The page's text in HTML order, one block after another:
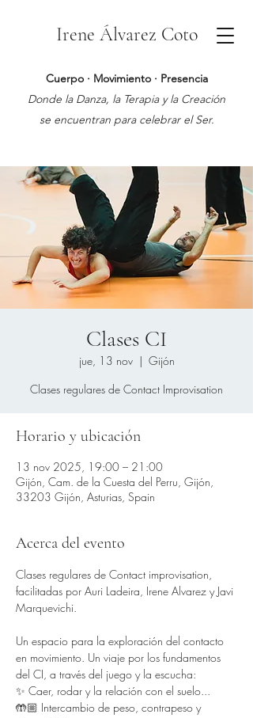
Irene Álvarez Coto
Cuerpo · Movimiento · Presencia
Donde la Danza, la Terapia y la Creación
se encuentran para celebrar el Ser.
Clases CI
jue, 13 nov
  |
Gijón
Clases regulares de Contact Improvisation
Horario y ubicación
13 nov 2025, 19:00 – 21:00
Gijón, Cam. de la Cuesta del Perru, Gijón,
33203 Gijón, Asturias, Spain
Acerca del evento
Clases regulares de Contact improvisation,
facilitadas por Auri Ladeira, Irene Alvarez y Javi
Marquevichi.
Un espacio para la exploración del contacto
en movimiento. Un viaje por los fundamentos
del CI, a través del juego y la escucha:
✨ Caer, rodar y la relación con el suelo...
🤲🏼 Intercambio de peso, contrapeso y